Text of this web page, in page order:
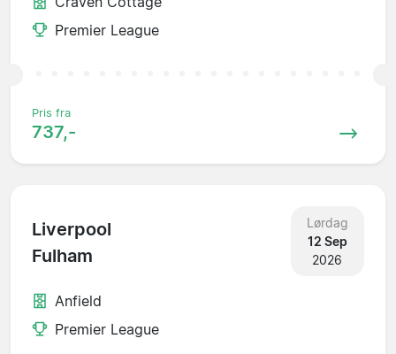
Premier League
Pris fra
737,-
Liverpool
Fulham
Lørdag
12 Sep
2026
Anfield
Premier League